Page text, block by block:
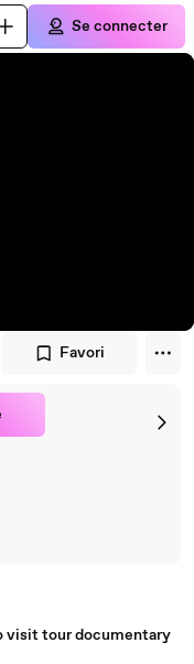
Se connecter
Favori
visit tour documentary